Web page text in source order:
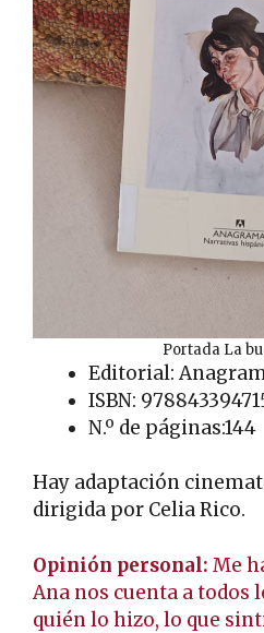
Portada La
Editorial:
ISBN:
N.º de páginas:144
Hay adaptación
dirigida por Celia Rico.
Opinión personal: Me
Ana nos cuenta a todos
quién lo hizo, lo que